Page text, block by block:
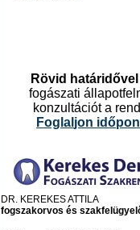
Rövid határidővel
fogászati
konzultációt a
Foglal jon
DR. KEREKES ATTILA
fogszakorvos és